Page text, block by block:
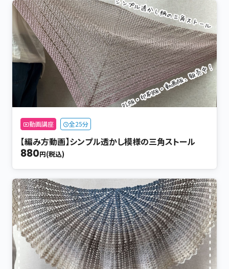
動画講座 全25分
【編み方動画】シンプル透かし模様の三角ストール
880円(税込)